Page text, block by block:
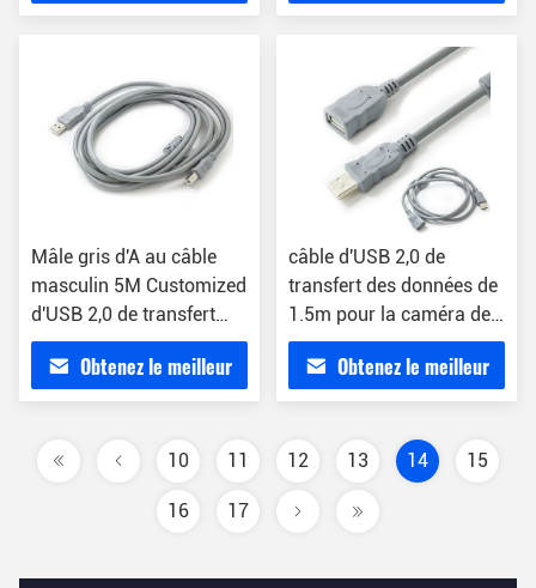
Mâle gris d'A au câble
masculin 5M Customized
d'USB 2,0 de transfert
des données de B
Obtenez le meilleur
câble d'USB 2,0 de
transfert des données de
1.5m pour la caméra de
MP3 de voiture de
webcam de radiateur
Obtenez le meilleur
10 11 12 13 14 15
16 17